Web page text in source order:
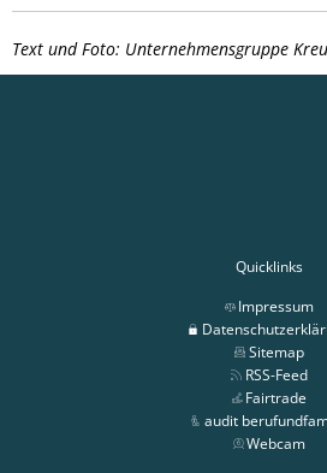
Text und Foto: Unternehmensgruppe
Quicklinks
Impressum
Sitemap
RSS-Feed
Fairtrade
audit
Webcam